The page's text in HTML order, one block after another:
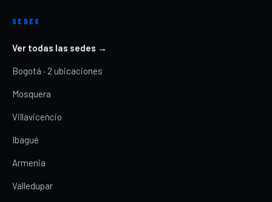
SEDES
Ver todas las sedes →
Bogotá · 2 ubicaciones
Mosquera
Villavicencio
Ibagué
Armenia
Valledupar